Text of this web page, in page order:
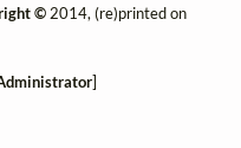
© 2014, (re)printed on
]